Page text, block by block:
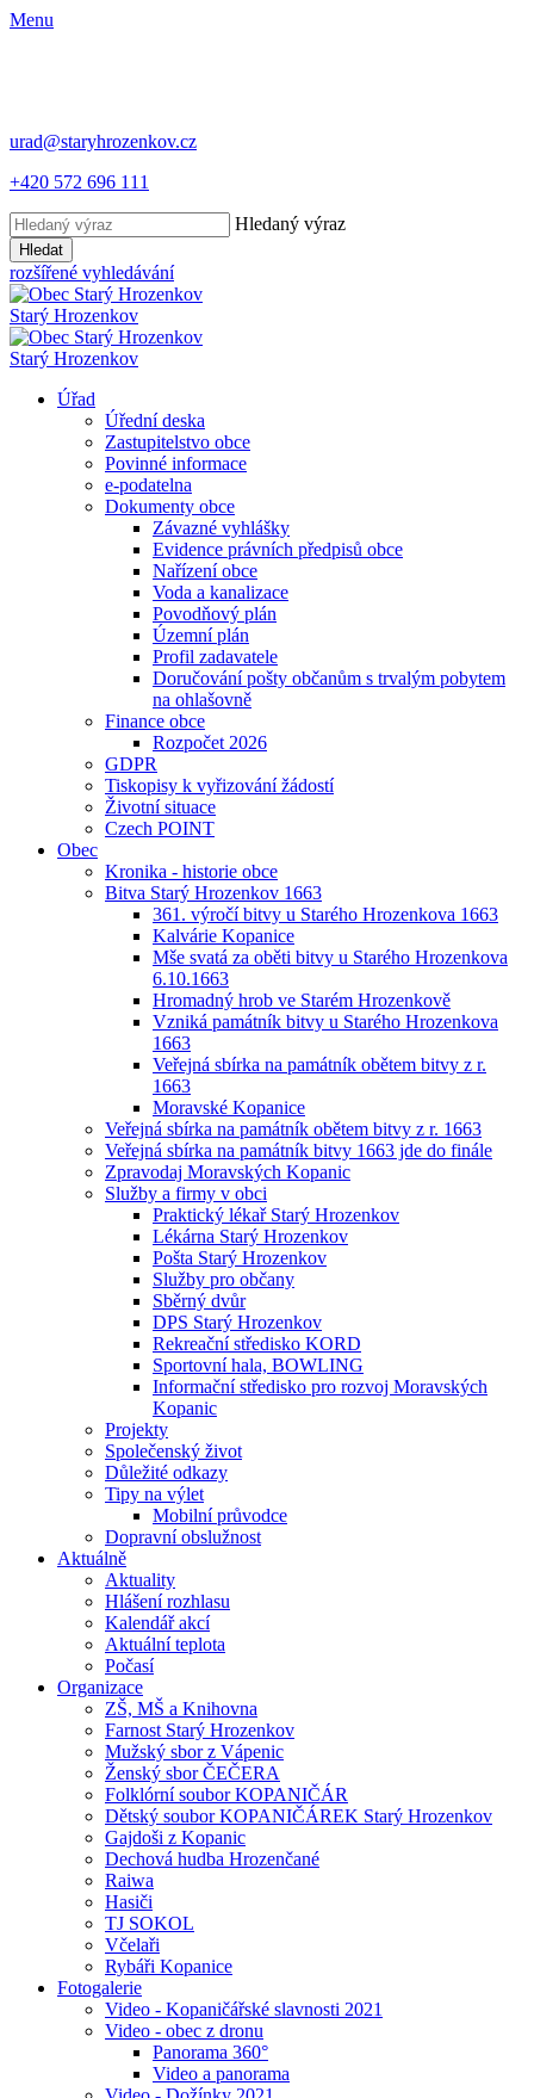
Menu
urad@staryhrozenkov.cz
+420 572 696 111
Hledaný výraz
Hledat
rozšířené vyhledávání
Starý Hrozenkov
Starý Hrozenkov
Úřad
Úřední deska
Zastupitelstvo obce
Povinné informace
e-podatelna
Dokumenty obce
Závazné vyhlášky
Evidence právních předpisů obce
Nařízení obce
Voda a kanalizace
Povodňový plán
Územní plán
Profil zadavatele
Doručování pošty občanům s trvalým pobytem
na ohlašovně
Finance obce
Rozpočet 2026
GDPR
Tiskopisy k vyřizování žádostí
Životní situace
Czech POINT
Obec
Kronika - historie obce
Bitva Starý Hrozenkov 1663
361. výročí bitvy u Starého Hrozenkova 1663
Kalvárie Kopanice
Mše svatá za oběti bitvy u Starého Hrozenkova
6.10.1663
Hromadný hrob ve Starém Hrozenkově
Vzniká památník bitvy u Starého Hrozenkova
1663
Veřejná sbírka na památník obětem bitvy z r.
1663
Moravské Kopanice
Veřejná sbírka na památník obětem bitvy z r. 1663
Veřejná sbírka na památník bitvy 1663 jde do finále
Zpravodaj Moravských Kopanic
Služby a firmy v obci
Praktický lékař Starý Hrozenkov
Lékárna Starý Hrozenkov
Pošta Starý Hrozenkov
Služby pro občany
Sběrný dvůr
DPS Starý Hrozenkov
Rekreační středisko KORD
Sportovní hala, BOWLING
Informační středisko pro rozvoj Moravských
Kopanic
Projekty
Společenský život
Důležité odkazy
Tipy na výlet
Mobilní průvodce
Dopravní obslužnost
Aktuálně
Aktuality
Hlášení rozhlasu
Kalendář akcí
Aktuální teplota
Počasí
Organizace
ZŠ, MŠ a Knihovna
Farnost Starý Hrozenkov
Mužský sbor z Vápenic
Ženský sbor ČEČERA
Folklórní soubor KOPANIČÁR
Dětský soubor KOPANIČÁREK Starý Hrozenkov
Gajdoši z Kopanic
Dechová hudba Hrozenčané
Raiwa
Hasiči
TJ SOKOL
Včelaři
Rybáři Kopanice
Fotogalerie
Video - Kopaničářské slavnosti 2021
Video - obec z dronu
Panorama 360°
Video a panorama